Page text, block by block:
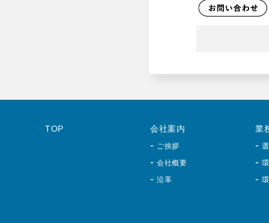
TOP 会社案内
ご挨拶
会社概要
沿革
業